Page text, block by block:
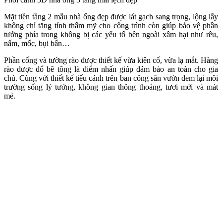
Mặt tiền tầng 2 mẫu nhà ống đẹp được lát gạch sang trọng, lộng lẫy
không chỉ tăng tính thẩm mỹ cho công trình còn giúp bảo vệ phần
tưởng phía trong không bị các yếu tố bên ngoài xâm hại như rêu,
nấm, mốc, bụi bẩn…
Phần cổng và tường rào được thiết kế vừa kiên cố, vừa lạ mắt. Hàng
rào được đổ bê tông là điểm nhấn giúp đảm bảo an toàn cho gia
chủ. Cùng với thiết kế tiểu cảnh trên ban công sân vườn đem lại môi
trường sống lý tưởng, không gian thông thoáng, tươi mới và mát
mẻ.